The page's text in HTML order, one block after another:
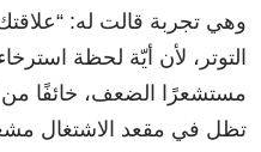
وهي تجربة قالت له:
التوتر، لأن أيّة لحظة
مستشعرًا الضعف، خائفًا من
تظل في مقعد الاشتغال